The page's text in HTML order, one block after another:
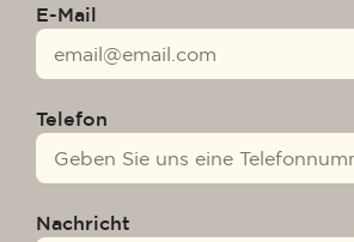
E-Mail
Telefon
Nachricht